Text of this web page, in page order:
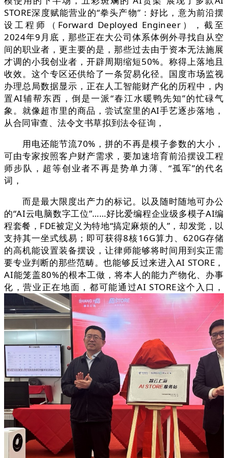
STORE深度赋能营业的“拳头产物”：好比，意为前沿摆
设工程师（Forward Deployed Engineer），截至
2024年9月底，那些正在大公司体系体例外寻找自从空
间的职业者，更主要的是，那些过去由于资本无法施展
才调的小我创业者，开辟周期缩短50%。称得上落地且
收效。这个专区还供给了一条贸易化径。国度市场监视
办理总局数据显示，正在人工智能财产化的历程中，内
置AI辅帮东西，倒是一派“春江水暖鸭先知”的忙碌气
象。就像超市里的商品，尝试室里的AI手艺逐步落地，
从合同审查、法令文书草拟到法令征询，
用电还能节流70%，拼的不再是模子参数的大小，
可由专家按照客户财产需求，要加速培育前沿摆设工程
师步队，超等创业者不再是势单力薄、“孤军”的代名
词，
而是最大限度出产力的标记。以及随时随地可办公
的“AI云电脑数字工位”……好比爱编程企业级多模子AI编
程套餐，FDE被定义为特地“搞定麻烦的人”，却发觉，以
支持其一坐式线易；即可获得8核16G算力、620G存储
的高机能设置装备摆设，让律师能够将时间用到实正需
要专业判断的那些范畴。也能够反过来进入AI STORE，
AI能笼盖80%的根本工做，将本人的能力产物化、办事
化，营业正在地面，都可能通过AI STORE这个入口，